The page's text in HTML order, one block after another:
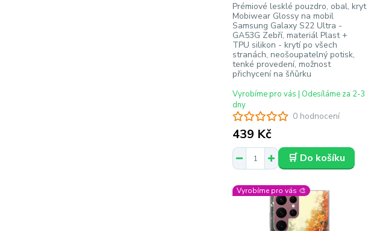
0 hodnocení
Prémiové lesklé pouzdro, obal, kryt
Mobiwear Glossy na mobil
Samsung Galaxy S22 Ultra -
GA53G Zebří, materiál Plast +
TPU silikon - krytí po všech
stranách, neošoupatelný potisk,
tenké provedení, možnost
přichycení na šňůrku
439 Kč
Vyrobíme pro vás | Odesíláme za 2-3
dny
🛒 Do košíku
Vyrobíme pro vás 🎨